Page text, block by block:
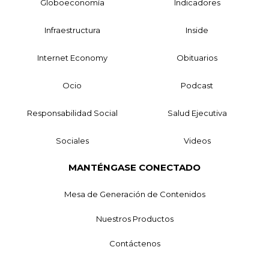
Globoeconomía Indicadores
Infraestructura Inside
Internet Economy Obituarios
Ocio Podcast
Responsabilidad Social Salud Ejecutiva
Sociales Videos
MANTÉNGASE CONECTADO
Mesa de Generación de Contenidos
Nuestros Productos
Contáctenos